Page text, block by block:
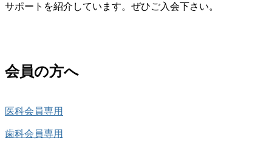
サポートを紹介しています。ぜひご入会下さい。
会員の方へ
医科会員専用
歯科会員専用